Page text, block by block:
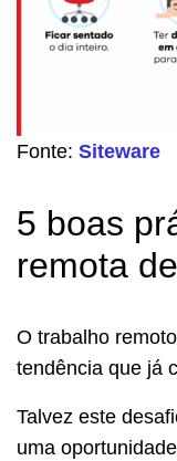
Fonte: Siteware
5 boas
remota
O trabalho
tendência que já
Talvez este
uma